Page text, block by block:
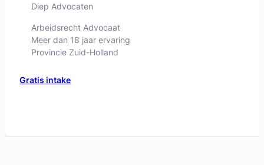
Diep Advocaten
Arbeidsrecht Advocaat
Meer dan 18 jaar ervaring
Provincie Zuid-Holland
Gratis intake